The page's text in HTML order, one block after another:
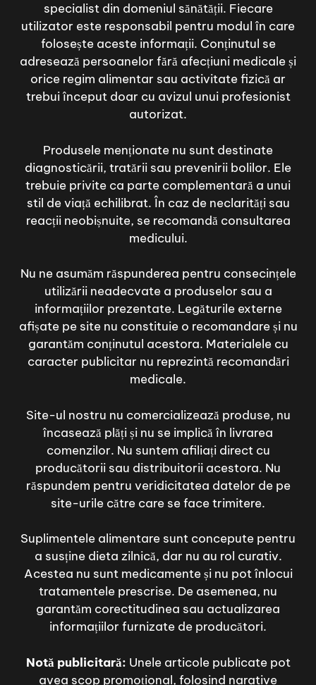
specialist din domeniul sănătății. Fiecare
utilizator este responsabil pentru modul în care
folosește aceste informații. Conținutul se
adresează persoanelor fără afecțiuni medicale și
orice regim alimentar sau activitate fizică ar
trebui început doar cu avizul unui profesionist
autorizat.
Produsele menționate nu sunt destinate
diagnosticării, tratării sau prevenirii bolilor. Ele
trebuie privite ca parte complementară a unui
stil de viață echilibrat. În caz de neclarități sau
reacții neobișnuite, se recomandă consultarea
medicului.
Nu ne asumăm răspunderea pentru consecințele
utilizării neadecvate a produselor sau a
informațiilor prezentate. Legăturile externe
afișate pe site nu constituie o recomandare și nu
garantăm conținutul acestora. Materialele cu
caracter publicitar nu reprezintă recomandări
medicale.
Site-ul nostru nu comercializează produse, nu
încasează plăți și nu se implică în livrarea
comenzilor. Nu suntem afiliați direct cu
producătorii sau distribuitorii acestora. Nu
răspundem pentru veridicitatea datelor de pe
site-urile către care se face trimitere.
Suplimentele alimentare sunt concepute pentru
a susține dieta zilnică, dar nu au rol curativ.
Acestea nu sunt medicamente și nu pot înlocui
tratamentele prescrise. De asemenea, nu
garantăm corectitudinea sau actualizarea
informațiilor furnizate de producători.
Notă publicitară: Unele articole publicate pot
avea scop promoțional, folosind narative